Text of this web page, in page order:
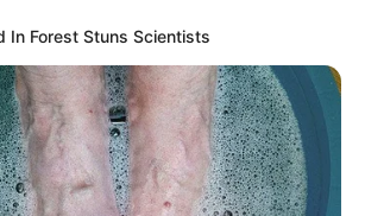
In Forest Stuns Scientists